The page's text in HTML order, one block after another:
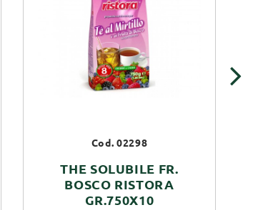
Cod. 02298
THE SOLUBILE FR.
BOSCO RISTORA
GR.750X10